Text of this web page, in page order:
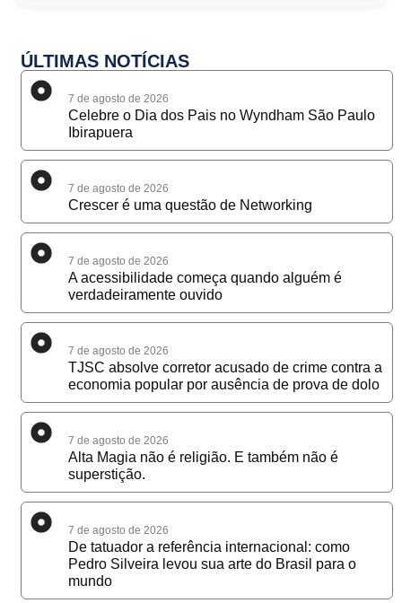
ÚLTIMAS NOTÍCIAS
7 de agosto de 2026
Celebre o Dia dos Pais no Wyndham São Paulo
Ibirapuera
7 de agosto de 2026
Crescer é uma questão de Networking
7 de agosto de 2026
A acessibilidade começa quando alguém é
verdadeiramente ouvido
7 de agosto de 2026
TJSC absolve corretor acusado de crime contra a
economia popular por ausência de prova de dolo
7 de agosto de 2026
Alta Magia não é religião. E também não é
superstição.
7 de agosto de 2026
De tatuador a referência internacional: como
Pedro Silveira levou sua arte do Brasil para o
mundo